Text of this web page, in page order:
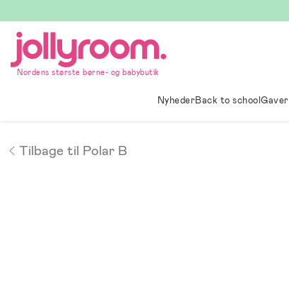
till
innehållet
Nordens største børne- og babybutik
NyhederBack to schoolGaver
Tilbage til Polar B